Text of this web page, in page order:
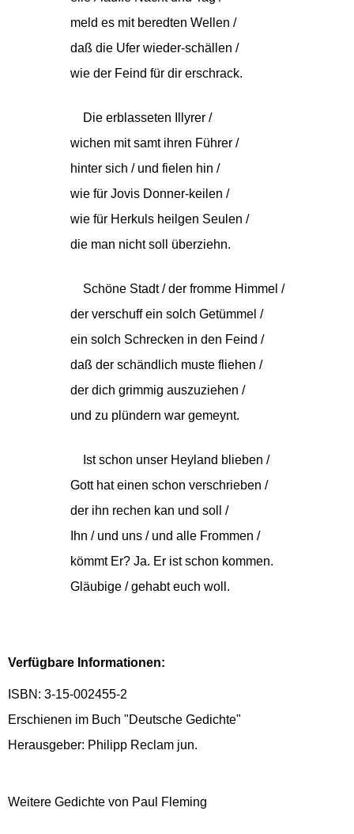
meld es mit beredten Wellen /
daß die Ufer wieder-schällen /
wie der Feind für dir erschrack.
Die erblasseten Illyrer /
wichen mit samt ihren Führer /
hinter sich / und fielen hin /
wie für Jovis Donner-keilen /
wie für Herkuls heilgen Seulen /
die man nicht soll überziehn.
Schöne Stadt / der fromme Himmel /
der verschuff ein solch Getümmel /
ein solch Schrecken in den Feind /
daß der schändlich muste fliehen /
der dich grimmig auszuziehen /
und zu plündern war gemeynt.
Ist schon unser Heyland blieben /
Gott hat einen schon verschrieben /
der ihn rechen kan und soll /
Ihn / und uns / und alle Frommen /
kömmt Er? Ja. Er ist schon kommen.
Gläubige / gehabt euch woll.
Verfügbare Informationen:
ISBN: 3-15-002455-2
Erschienen im Buch "Deutsche Gedichte"
Herausgeber: Philipp Reclam jun.
Weitere Gedichte von Paul Fleming